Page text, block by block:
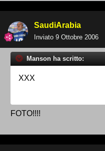
SaudiArabia
Inviato 9 Ottobre 2006
Manson ha scritto:
XXX
FOTO!!!!